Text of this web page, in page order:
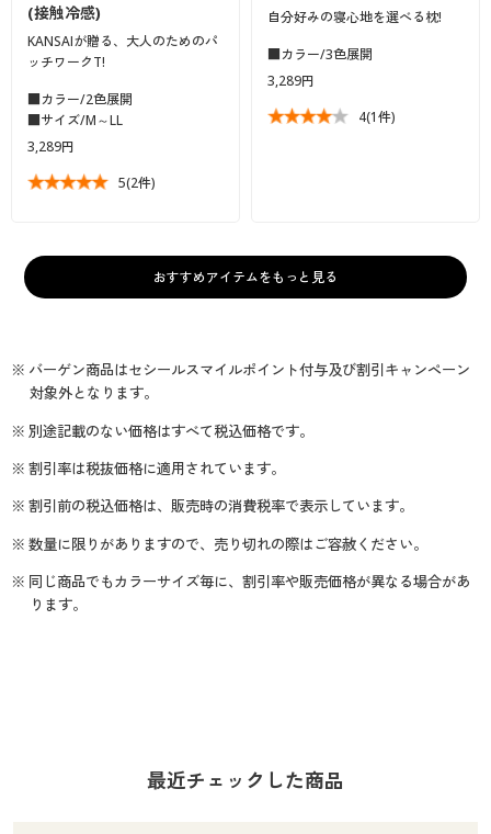
(接触冷感)
KANSAIが贈る、大人のためのパ
ッチワークT!
■カラー/2色展開
■サイズ/M～LL
3,289円
5(2件)
自分好みの寝心地を選べる枕!
■カラー/3色展開
3,289円
4(1件)
おすすめアイテムをもっと見る
※ バーゲン商品はセシールスマイルポイント付与及び割引キャンペーン
対象外となります。
※ 別途記載のない価格はすべて税込価格です。
※ 割引率は税抜価格に適用されています。
※ 割引前の税込価格は、販売時の消費税率で表示しています。
※ 数量に限りがありますので、売り切れの際はご容赦ください。
※ 同じ商品でもカラーサイズ毎に、割引率や販売価格が異なる場合があ
ります。
最近チェックした商品